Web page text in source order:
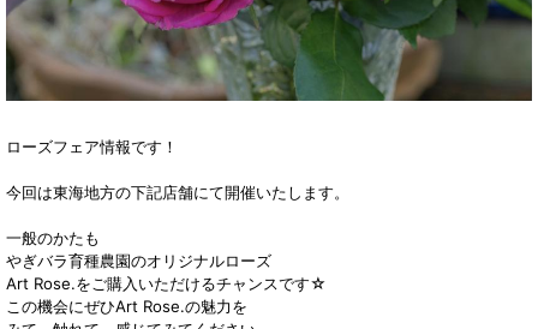
ローズフェア情報です！
今回は東海地方の下記店舗にて開催いたします。
一般のかたも
やぎバラ育種農園のオリジナルローズ
Art Rose.をご購入いただけるチャンスです☆
この機会にぜひArt Rose.の魅力を